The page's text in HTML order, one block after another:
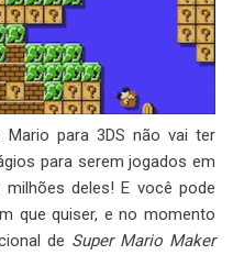
para 3DS não vai ter
para serem jogados em
deles! E você pode
que quiser, e no momento
de Super Mario Maker